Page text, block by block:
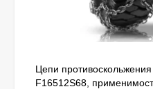
Цепи
F16512S68,